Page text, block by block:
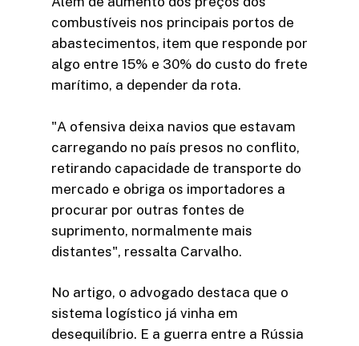
combustíveis nos principais portos de
abastecimentos, item que responde por
algo entre 15% e 30% do custo do frete
marítimo, a depender da rota.
"A ofensiva deixa navios que estavam
carregando no país presos no conflito,
retirando capacidade de transporte do
mercado e obriga os importadores a
procurar por outras fontes de
suprimento, normalmente mais
distantes", ressalta Carvalho.
No artigo, o advogado destaca que o
sistema logístico já vinha em
desequilíbrio. E a guerra entre a Rússia